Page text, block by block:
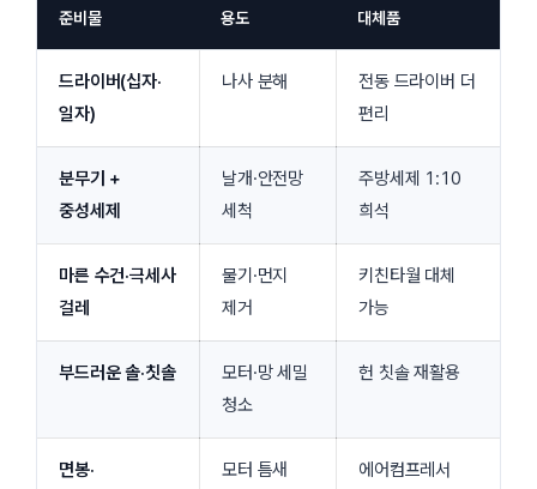
준비물 용도 대체품
드라이버(십자·
일자)
나사 분해
전동 드라이버 더
편리
분무기 +
중성세제
날개·안전망
세척
주방세제 1:10
희석
마른 수건·극세사
걸레
물기·먼지
제거
키친타월 대체
가능
부드러운 솔·칫솔
모터·망 세밀
청소
헌 칫솔 재활용
면봉·
모터 틈새
에어컴프레서